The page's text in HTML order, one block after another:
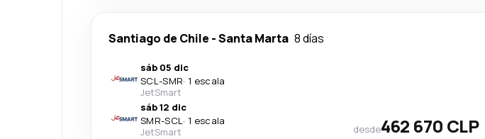
Santiago de Chile -Santa Marta 8 días
sáb 05 dic
SCL-SMR· 1 escala
JetSmart
sáb 12 dic
SMR-SCL· 1 escala
JetSmart
desde462 670 CLP